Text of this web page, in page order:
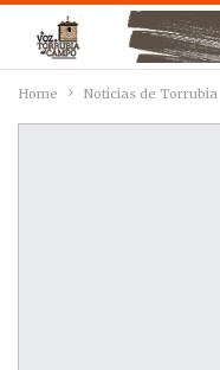
Home Noticias de Torrubia